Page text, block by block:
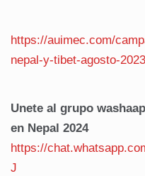
https://auimec.com/
nepal-y-tibet-agosto-
Unete al grupo
en Nepal 2024
https://
J